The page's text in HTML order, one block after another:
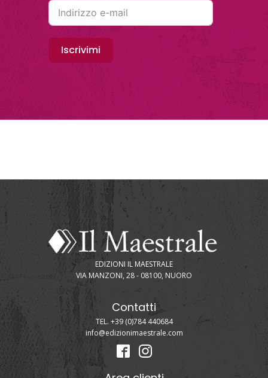
Iscrivimi
EDIZIONI IL MAESTRALE
VIA MANZONI, 28 - 08100, NUORO
Contatti
TEL. +39 (0)784 440684
info@edizionimaestrale.com